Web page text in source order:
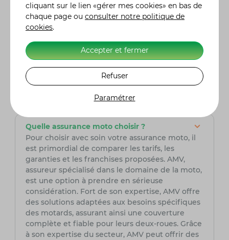
Pourquoi le Dax de Honda est-il associé à
un teckel comme emblème ?
Le choix du teckel comme emblème du Dax de
effet, le teckel est appelé "dachshund" en
allemand, d'où le nom "Dax". Cette association
symbolise l'esprit ludique et attachant du
véhicule, tout en rendant hommage à son
Quelle assurance moto choisir ?
Pour choisir avec soin votre assurance moto, il
est primordial de comparer les tarifs, les
garanties et les franchises proposées. AMV,
assureur spécialisé dans le domaine de la moto,
est une option à prendre en sérieuse
considération. Fort de son expertise, AMV offre
des solutions adaptées aux besoins spécifiques
des motards, assurant ainsi une couverture
complète et fiable pour leurs deux-roues. Grâce
à son expertise du secteur, AMV peut offrir des
cliquant sur le lien «gérer mes cookies» en bas de
chaque page ou consulter notre politique de
cookies.
Accepter et fermer
Refuser
Paramétrer